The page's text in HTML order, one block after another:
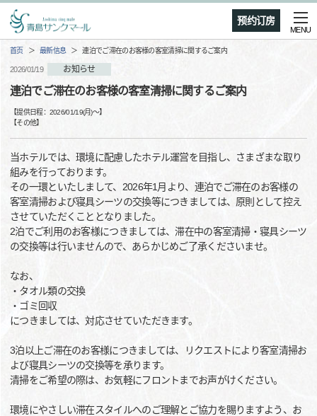
预约订房
MENU
首页 最新信息 連泊でご滞在のお客様の客室清掃に関するご案内
2026/01/19 お知らせ
連泊でご滞在のお客様の客室清掃に関するご案内
【提供日程： 2026/01/19(月)〜】
【その他】
当ホテルでは、環境に配慮したホテル運営を目指し、さまざまな取り
組みを行っております。
その一環といたしまして、2026年1月より、連泊でご滞在のお客様の
客室清掃および寝具シーツの交換等につきましては、原則として控え
させていただくこととなりました。
2泊でご利用のお客様につきましては、滞在中の客室清掃・寝具シーツ
の交換等は行いませんので、あらかじめご了承くださいませ。
なお、
・タオル類の交換
・ゴミ回収
につきましては、対応させていただきます。
3泊以上ご滞在のお客様につきましては、リクエストにより客室清掃お
よび寝具シーツの交換等を承ります。
清掃をご希望の際は、お気軽にフロントまでお声がけください。
環境にやさしい滞在スタイルへのご理解とご協力を賜りますよう、お